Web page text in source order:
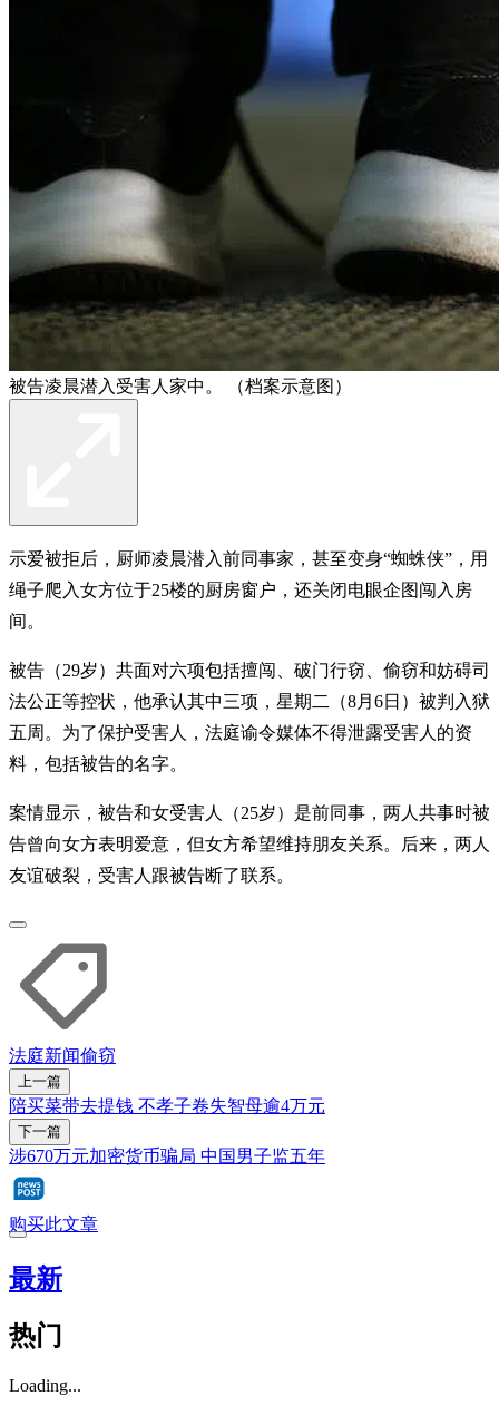
被告凌晨潜入受害人家中。 （档案示意图）
示爱被拒后，厨师凌晨潜入前同事家，甚至变身“蜘蛛侠”，用
绳子爬入女方位于25楼的厨房窗户，还关闭电眼企图闯入房
间。
被告（29岁）共面对六项包括擅闯、破门行窃、偷窃和妨碍司
法公正等控状，他承认其中三项，星期二（8月6日）被判入狱
五周。为了保护受害人，法庭谕令媒体不得泄露受害人的资
料，包括被告的名字。
案情显示，被告和女受害人（25岁）是前同事，两人共事时被
告曾向女方表明爱意，但女方希望维持朋友关系。后来，两人
友谊破裂，受害人跟被告断了联系。
法庭新闻偷窃
上一篇
陪买菜带去提钱 不孝子卷失智母逾4万元
下一篇
涉670万元加密货币骗局 中国男子监五年
购买此文章
最新
热门
Loading...